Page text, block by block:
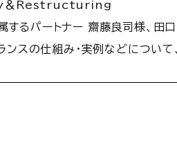
＆Restructuring
るパートナー 齋藤良司様、田口
スの仕組み・実例などについて、